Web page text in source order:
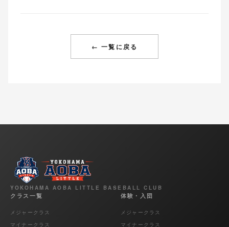
← 一覧に戻る
YOKOHAMA AOBA LITTLE BASEBALL CLUB
クラス一覧
メジャークラス
マイナークラス
体験・入団
メジャークラス
マイナークラス